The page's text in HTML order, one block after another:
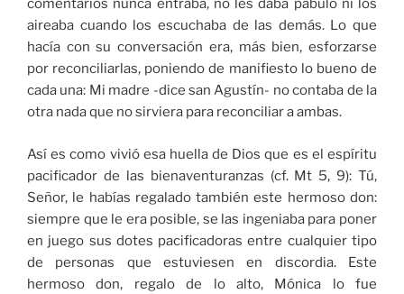
comentarios nunca entraba, no les daba pábulo ni los
aireaba cuando los escuchaba de las demás. Lo que
hacía con su conversación era, más bien, esforzarse
por reconciliarlas, poniendo de manifiesto lo bueno de
cada una: Mi madre -dice san Agustín- no contaba de la
otra nada que no sirviera para reconciliar a ambas.
Así es como vivió esa huella de Dios que es el espíritu
pacificador de las bienaventuranzas (cf. Mt 5, 9): Tú,
Señor, le habías regalado también este hermoso don:
siempre que le era posible, se las ingeniaba para poner
en juego sus dotes pacificadoras entre cualquier tipo
de personas que estuviesen en discordia. Este
hermoso don, regalo de lo alto, Mónica lo fue